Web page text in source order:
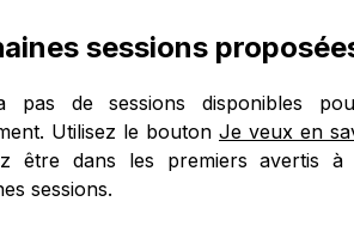
sessions
de sessions disponibles
Utilisez le bouton Je veux en
être dans les premiers avertis
sessions.